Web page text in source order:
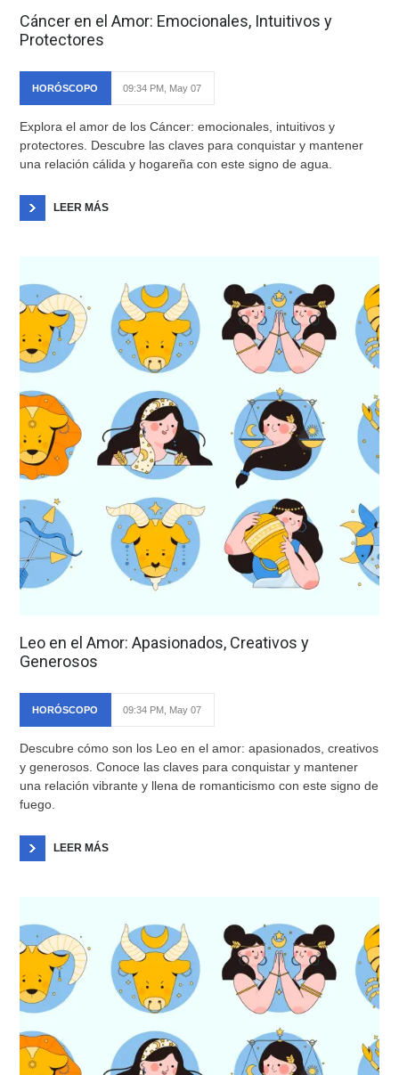
Cáncer en el Amor: Emocionales, Intuitivos y
Protectores
HORÓSCOPO 09:34 PM, May 07
Explora el amor de los Cáncer: emocionales, intuitivos y
protectores. Descubre las claves para conquistar y mantener
una relación cálida y hogareña con este signo de agua.
LEER MÁS
Leo en el Amor: Apasionados, Creativos y
Generosos
HORÓSCOPO 09:34 PM, May 07
Descubre cómo son los Leo en el amor: apasionados, creativos
y generosos. Conoce las claves para conquistar y mantener
una relación vibrante y llena de romanticismo con este signo de
fuego.
LEER MÁS